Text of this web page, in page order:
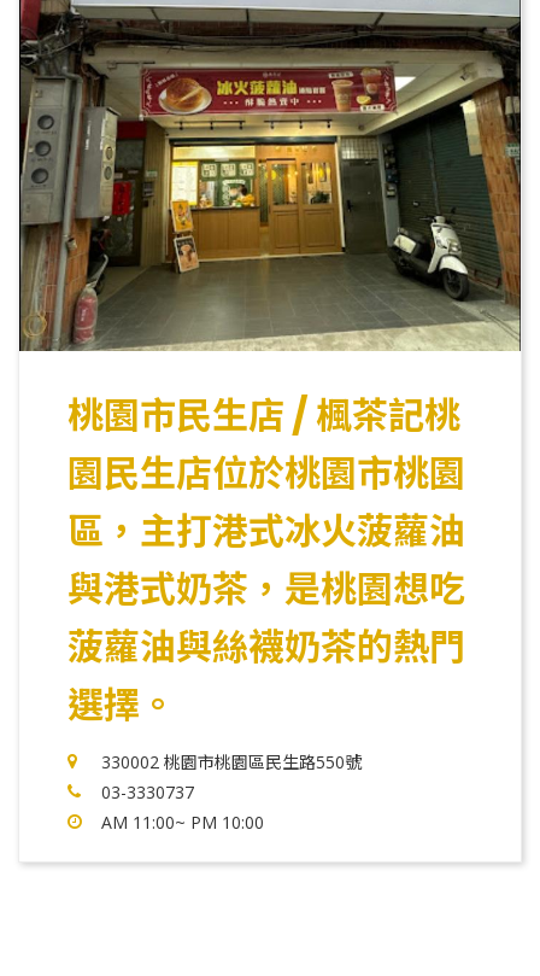
桃園市民生店 / 楓茶記桃
園民生店位於桃園市桃園
區，主打港式冰火菠蘿油
與港式奶茶，是桃園想吃
菠蘿油與絲襪奶茶的熱門
選擇。
330002 桃園市桃園區民生路550號
03-3330737
AM 11:00~ PM 10:00